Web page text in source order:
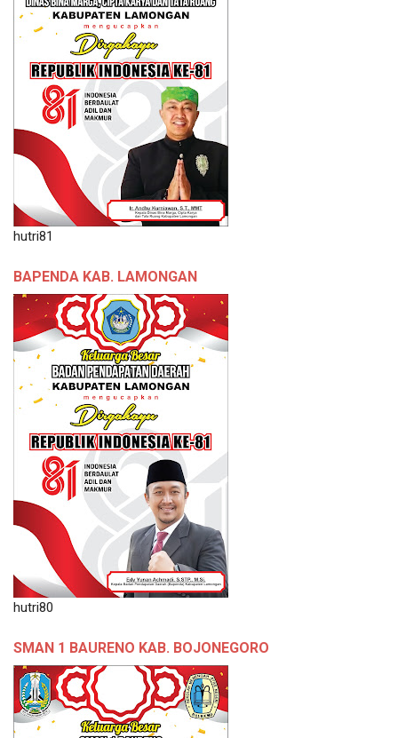
hutri81
BAPENDA KAB. LAMONGAN
hutri80
SMAN 1 BAURENO KAB. BOJONEGORO